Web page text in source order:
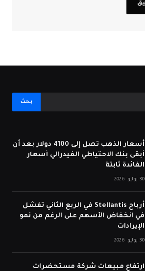
أسعار الذهب تصل إلى 4100 دولار بعد أن
أبقى بنك الاحتياطي الفيدرالي أسعار
الفائدة ثابتة
30 يوليو، 2026
أرباح Stellantis في الربع الثاني تفشل
في انخفاض الأسهم على الرغم من نمو
الإيرادات
30 يوليو، 2026
ارتفاع مبيعات شركة مستحضرات